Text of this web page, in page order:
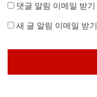
댓글 알림 이메일 받기
새 글 알림 이메일 받기